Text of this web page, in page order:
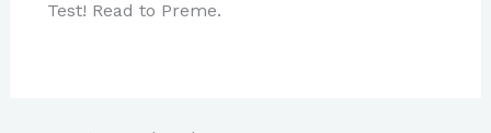
Test! Read to Preme.